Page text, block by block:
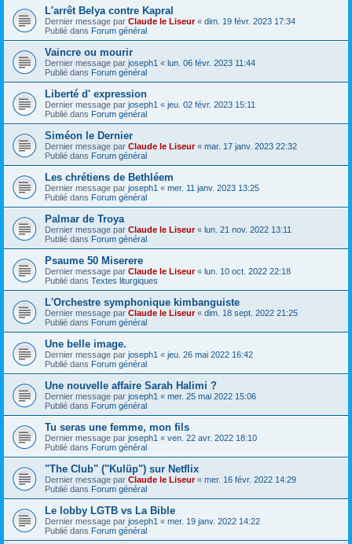
L'arrêt Belya contre Kapral
Dernier message par Claude le Liseur« dim. 19 févr. 2023 17:34
Publié dans Forum général
Vaincre ou mourir
Dernier message par joseph1 « lun. 06 févr. 2023 11:44
Publié dans Forum général
Liberté d' expression
Dernier message par joseph1 « jeu. 02 févr. 2023 15:11
Publié dans Forum général
Siméon le Dernier
Dernier message par Claude le Liseur« mar. 17 janv. 2023 22:32
Publié dans Forum général
Les chrétiens de Bethléem
Dernier message par joseph1 « mer. 11 janv. 2023 13:25
Publié dans Forum général
Palmar de Troya
Dernier message par Claude le Liseur« lun. 21 nov. 2022 13:11
Publié dans Forum général
Psaume 50 Miserere
Dernier message par Claude le Liseur« lun. 10 oct. 2022 22:18
Publié dans Textes liturgiques
L'Orchestre symphonique kimbanguiste
Dernier message par Claude le Liseur« dim. 18 sept. 2022 21:25
Publié dans Forum général
Une belle image.
Dernier message par joseph1 « jeu. 26 mai 2022 16:42
Publié dans Forum général
Une nouvelle affaire Sarah Halimi ?
Dernier message par joseph1 « mer. 25 mai 2022 15:06
Publié dans Forum général
Tu seras une femme, mon fils
Dernier message par joseph1 « ven. 22 avr. 2022 18:10
Publié dans Forum général
"The Club" ("Kulüp") sur Netflix
Dernier message par Claude le Liseur« mer. 16 févr. 2022 14:29
Publié dans Forum général
Le lobby LGTB vs La Bible
Dernier message par joseph1 « mer. 19 janv. 2022 14:22
Publié dans Forum général